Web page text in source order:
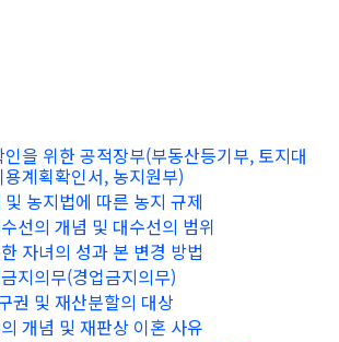
을 위한 공적장부(부동산등기부, 토지대
용계획확인서, 농지원부)
농지법에 따른 농지 규제
선의 개념 및 대수선의 범위
자녀의 성과 본 변경 방법
지의무(경업금지의무)
권 및 재산분할의 대상
개념 및 재판상 이혼 사유